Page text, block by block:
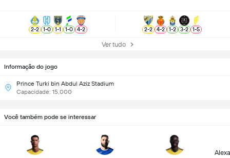
Informação do jogo
Prince Turki bin Abdul Aziz Stadium
Capacidade: 15,000
2-2 1-0 1-1 1-0 4-2 2-2 4-2 1-2 3-2 1-5
Ver tudo
Você também pode se interessar